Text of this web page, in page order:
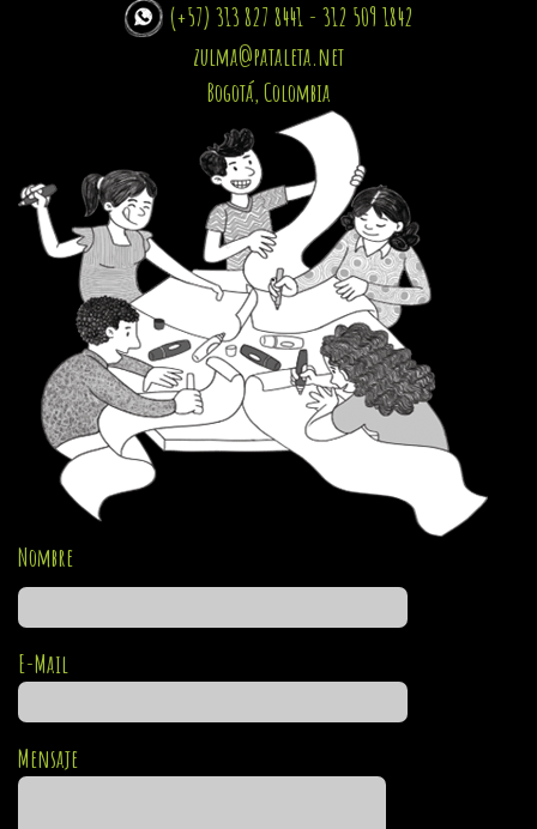
(+57) 313 827 8441 - 312 509 1842
zulma@pataleta.net
Bogotá, Colombia
Nombre
E-Mail
Mensaje